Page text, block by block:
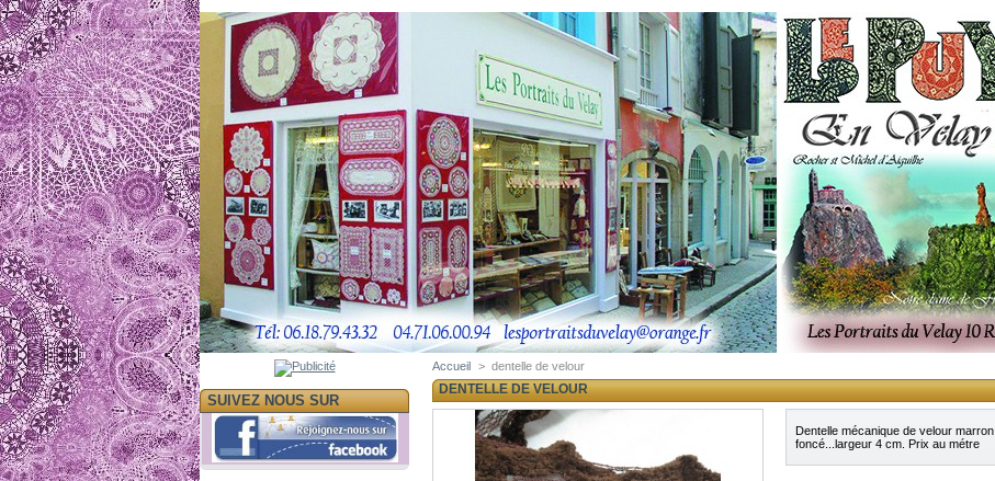
SUIVEZ NOUS SUR
Accueil > dentelle de velour
DENTELLE DE VELOUR
Dentelle mécanique de velour marron
foncé...largeur 4 cm. Prix au métre